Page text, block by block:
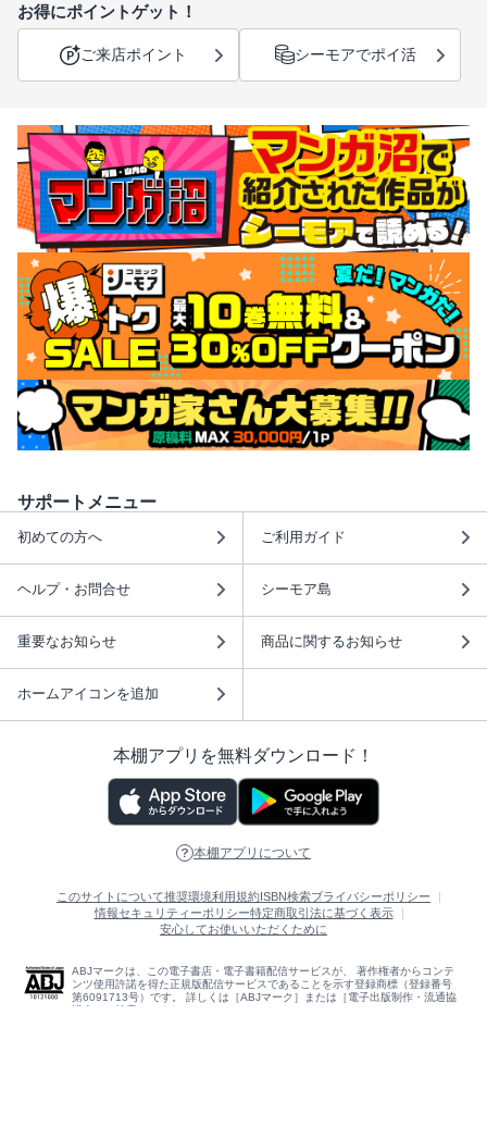
お得にポイントゲット！
ご来店ポイント シーモアでポイ活
サポートメニュー
初めての方へ ご利用ガイド
ヘルプ・お問合せ シーモア島
重要なお知らせ 商品に関するお知らせ
ホームアイコンを追加
本棚アプリを無料ダウンロード！
本棚アプリについて
このサイトについて推奨環境利用規約ISBN検索プライバシーポリシー
情報セキュリティーポリシー特定商取引法に基づく表示
安心してお使いいただくために
ABJマークは、この電子書店・電子書籍配信サービスが、 著作権者からコンテ
ンツ使用許諾を得た正規版配信サービスであることを示す登録商標（登録番号
第6091713号）です。 詳しくは［ABJマーク］または［電子出版制作・流通協
議会］で検索してください。